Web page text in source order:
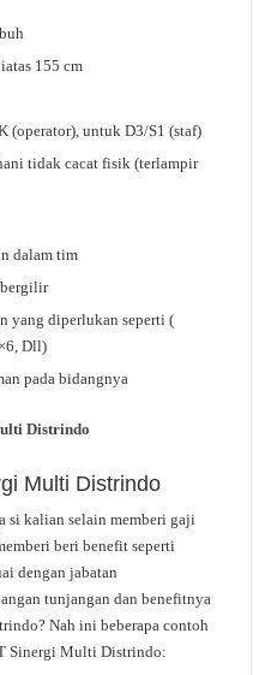
155 cm
untuk D3/S1 (staf)
tidak cacat fisik (terlampir
dalam tim
bergilir
yang diperlukan seperti (
Dll)
pada bidangnya
Distrindo
Multi Distrindo
si kalian selain memberi gaji
beri benefit seperti
dengan jabatan
tunjangan dan benefitnya
Nah ini beberapa contoh
Sinergi Multi Distrindo: